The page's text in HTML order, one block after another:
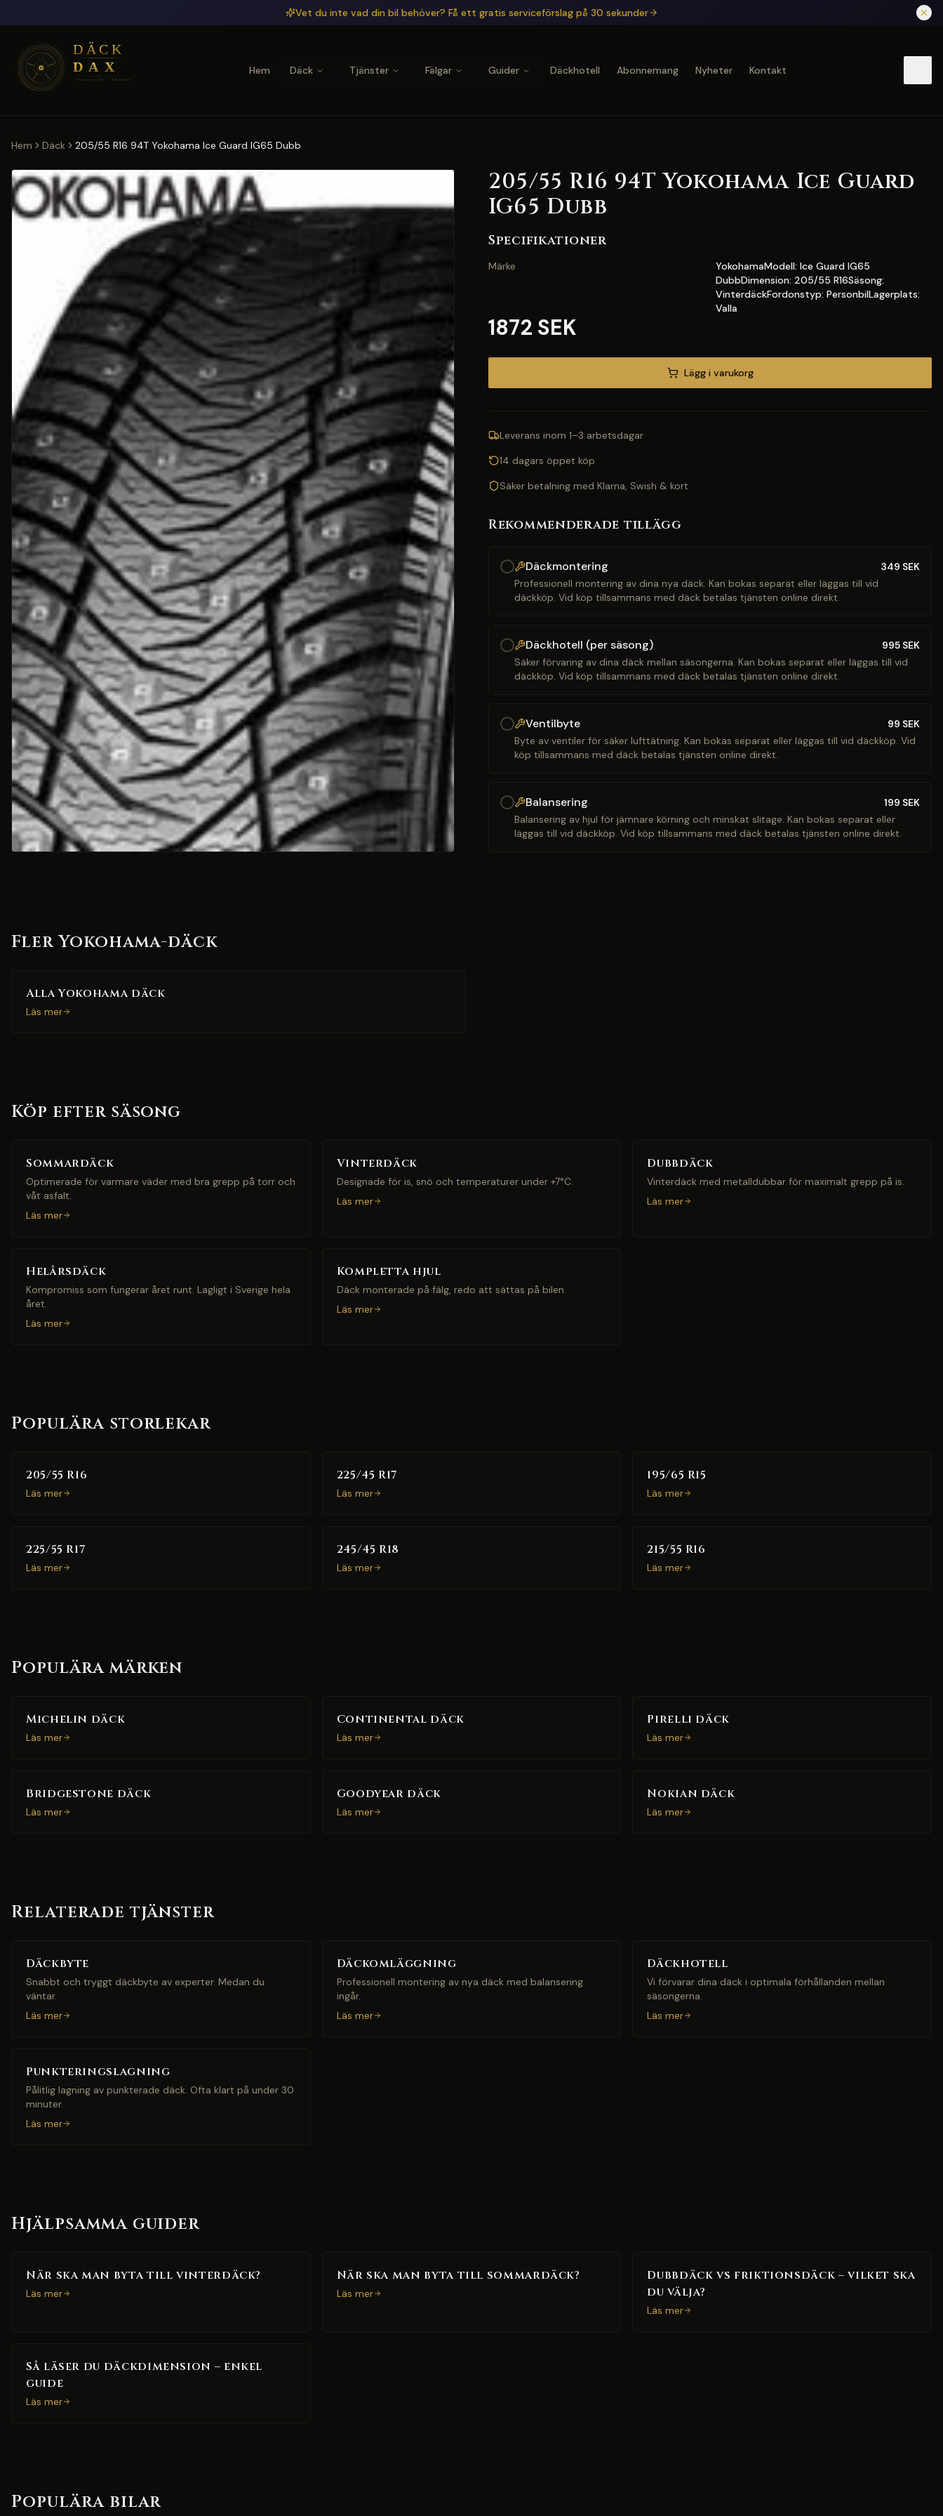
Vet du inte vad din bil behöver? Få ett gratis serviceförslag på 30 sekunder
Hem Däck Tjänster Fälgar Guider Däckhotell Abonnemang Nyheter Kontakt
Hem Däck 205/55 R16 94T Yokohama Ice Guard IG65 Dubb
205/55 R16 94T Yokohama Ice Guard
IG65 Dubb
Specifikationer
Märke
YokohamaModell: Ice Guard IG65
DubbDimension: 205/55 R16Säsong:
VinterdäckFordonstyp: PersonbilLagerplats:
Valla
1872 SEK
Lägg i varukorg
Leverans inom 1–3 arbetsdagar
14 dagars öppet köp
Säker betalning med Klarna, Swish & kort
Rekommenderade tillägg
Däckmontering 349 SEK
Professionell montering av dina nya däck. Kan bokas separat eller läggas till vid
däckköp. Vid köp tillsammans med däck betalas tjänsten online direkt.
Däckhotell (per säsong) 995 SEK
Säker förvaring av dina däck mellan säsongerna. Kan bokas separat eller läggas till vid
däckköp. Vid köp tillsammans med däck betalas tjänsten online direkt.
Ventilbyte 99 SEK
Byte av ventiler för säker lufttätning. Kan bokas separat eller läggas till vid däckköp. Vid
köp tillsammans med däck betalas tjänsten online direkt.
Balansering 199 SEK
Balansering av hjul för jämnare körning och minskat slitage. Kan bokas separat eller
läggas till vid däckköp. Vid köp tillsammans med däck betalas tjänsten online direkt.
Fler Yokohama-däck
Alla Yokohama däck
Läs mer
Köp efter säsong
Sommardäck
Optimerade för varmare väder med bra grepp på torr och
våt asfalt.
Läs mer
Vinterdäck
Designade för is, snö och temperaturer under +7°C.
Läs mer
Dubbdäck
Vinterdäck med metalldubbar för maximalt grepp på is.
Läs mer
Helårsdäck
Kompromiss som fungerar året runt. Lagligt i Sverige hela
året.
Läs mer
Kompletta hjul
Däck monterade på fälg, redo att sättas på bilen.
Läs mer
Populära storlekar
205/55 R16
Läs mer
225/45 R17
Läs mer
195/65 R15
Läs mer
225/55 R17
Läs mer
245/45 R18
Läs mer
215/55 R16
Läs mer
Populära märken
Michelin däck
Läs mer
Continental däck
Läs mer
Pirelli däck
Läs mer
Bridgestone däck
Läs mer
Goodyear däck
Läs mer
Nokian däck
Läs mer
Relaterade tjänster
Däckbyte
Snabbt och tryggt däckbyte av experter. Medan du
väntar.
Läs mer
Däckomläggning
Professionell montering av nya däck med balansering
ingår.
Läs mer
Däckhotell
Vi förvarar dina däck i optimala förhållanden mellan
säsongerna.
Läs mer
Punkteringslagning
Pålitlig lagning av punkterade däck. Ofta klart på under 30
minuter.
Läs mer
Hjälpsamma guider
När ska man byta till vinterdäck?
Läs mer
När ska man byta till sommardäck?
Läs mer
Dubbdäck vs friktionsdäck – vilket ska
du välja?
Läs mer
Så läser du däckdimension – enkel
guide
Läs mer
Populära bilar